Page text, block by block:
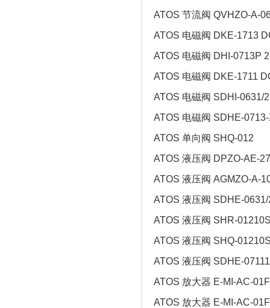
ATOS 节流阀 QVHZO-A-
ATOS 电磁阀 DKE-1713
ATOS 电磁阀 DHI-0713P
ATOS 电磁阀 DKE-1711
ATOS 电磁阀 SDHI-0631/
ATOS 电磁阀 SDHE-
ATOS 单向阀 SHQ-012
ATOS 液压阀 DPZO-AE-
ATOS 液压阀 AGMZO-A-
ATOS 液压阀 SDHE-
ATOS 液压阀 SHR-
ATOS 液压阀 SHQ-
ATOS 液压阀 SDHE-
ATOS 放大器 E-MI-AC-
ATOS 放大器 E-MI-AC-